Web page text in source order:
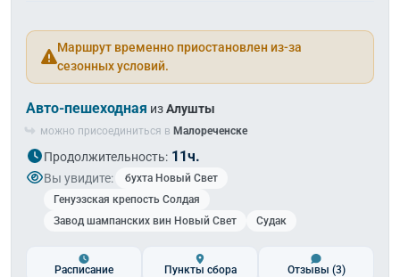
Маршрут временно приостановлен из-за
сезонных условий.
Авто-пешеходная изАлушты
можно присоединиться в Малореченске
Продолжительность: 11ч.
Вы увидите:
бухта Новый Свет
Генуэзская крепость Солдая
Завод шампанских вин Новый Свет
Судак
Расписание Пункты сбора Отзывы (3)